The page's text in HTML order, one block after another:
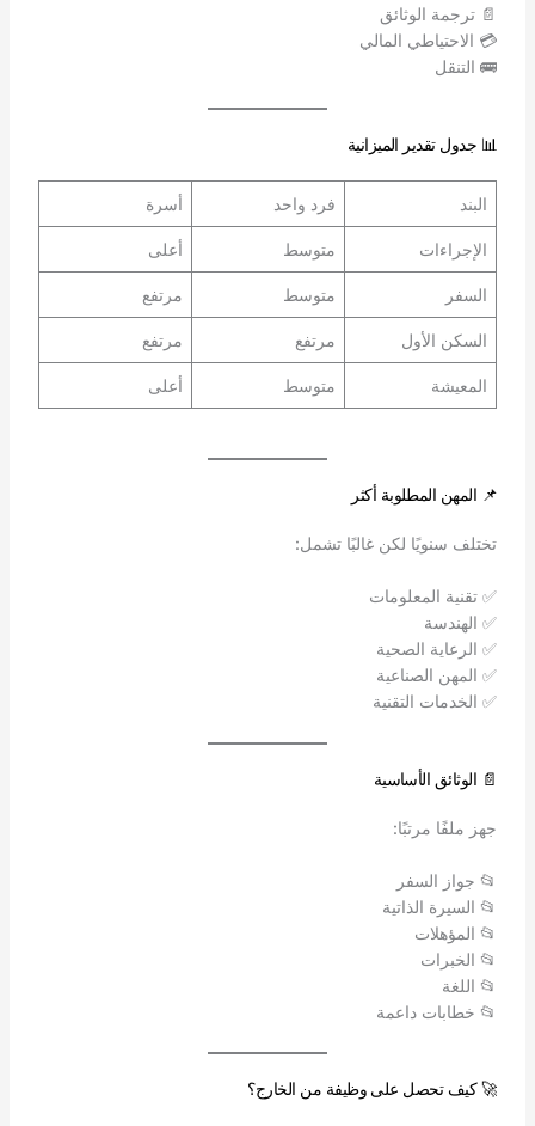
📄 ترجمة الوثائق
💳 الاحتياطي المالي
🚌 التنقل
📊 جدول تقدير الميزانية
البند فرد واحد أسرة
الإجراءات متوسط أعلى
السفر متوسط مرتفع
السكن الأول مرتفع مرتفع
المعيشة متوسط أعلى
📌 المهن المطلوبة أكثر
تختلف سنويًا لكن غالبًا تشمل:
✅ تقنية المعلومات
✅ الهندسة
✅ الرعاية الصحية
✅ المهن الصناعية
✅ الخدمات التقنية
📄 الوثائق الأساسية
جهز ملفًا مرتبًا:
📂 جواز السفر
📂 السيرة الذاتية
📂 المؤهلات
📂 الخبرات
📂 اللغة
📂 خطابات داعمة
🚀 كيف تحصل على وظيفة من الخارج؟